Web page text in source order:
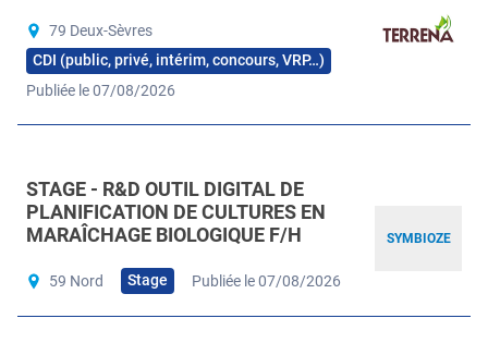
79 Deux-Sèvres
CDI (public, privé, intérim, concours, VRP…)
Publiée le 07/08/2026
SYMBIOZE
STAGE - R&D OUTIL DIGITAL DE
PLANIFICATION DE CULTURES EN
MARAÎCHAGE BIOLOGIQUE F/H
59 Nord Stage Publiée le 07/08/2026